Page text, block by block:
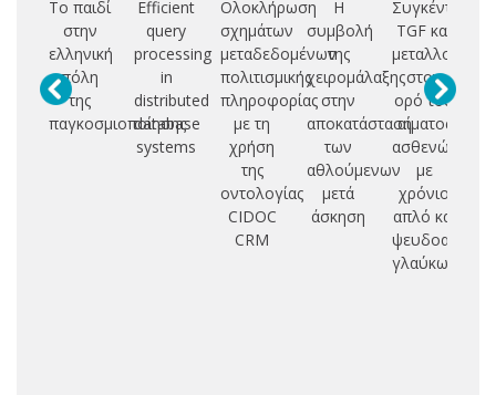
Το παιδί
στην
ελληνική
πόλη
της
παγκοσμιοποίησης
Efficient
query
processing
in
distributed
database
systems
Ολοκλήρωση
σχημάτων
μεταδεδομένων
πολιτισμικής
πληροφορίας
με τη
χρήση
της
οντολογίας
CIDOC
CRM
Η
συμβολή
της
χειρομάλαξης
στην
αποκατάσταση
των
αθλούμενων
μετά
άσκηση
Συγκέντρωση
TGF και
στον
ορό του
αίματος
ασθενών
με
χρόνιο
απλό και
γλαύκωμα